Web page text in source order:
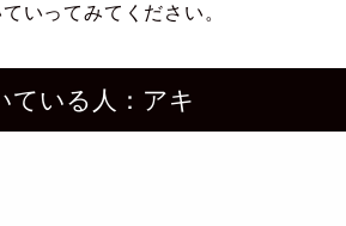
いってみてください。
ている人：アキ